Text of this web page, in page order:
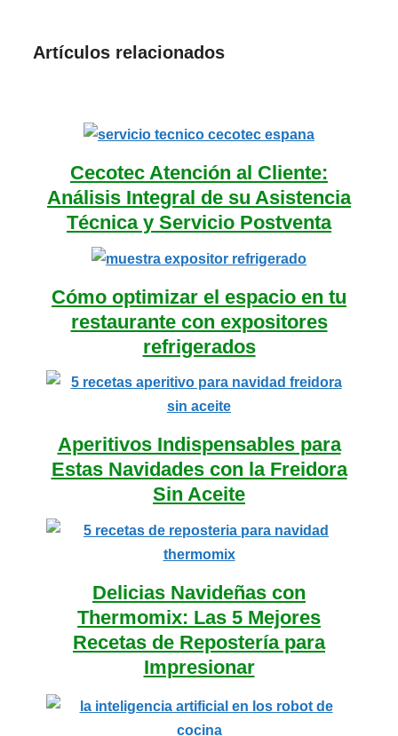
Artículos relacionados
Cecotec Atención al Cliente:
Análisis Integral de su Asistencia
Técnica y Servicio Postventa
Cómo optimizar el espacio en tu
restaurante con expositores
refrigerados
Aperitivos Indispensables para
Estas Navidades con la Freidora
Sin Aceite
Delicias Navideñas con
Thermomix: Las 5 Mejores
Recetas de Repostería para
Impresionar